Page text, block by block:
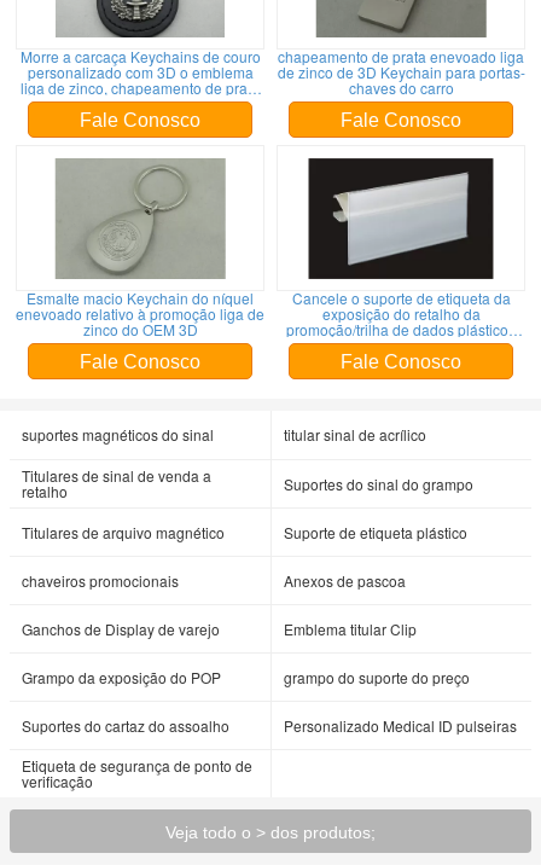
Morre a carcaça Keychains de couro
personalizado com 3D o emblema
liga de zinco, chapeamento de prata
antigo
Fale Conosco
chapeamento de prata enevoado liga
de zinco de 3D Keychain para portas-
chaves do carro
Fale Conosco
Esmalte macio Keychain do níquel
enevoado relativo à promoção liga de
zinco do OEM 3D
Fale Conosco
Cancele o suporte de etiqueta da
exposição do retalho da
promoção/trilha de dados plásticos
expulsos 31213
Fale Conosco
suportes magnéticos do sinal
titular sinal de acrílico
Titulares de sinal de venda a
retalho Suportes do sinal do grampo
Titulares de arquivo magnético Suporte de etiqueta plástico
chaveiros promocionais Anexos de pascoa
Ganchos de Display de varejo Emblema titular Clip
Grampo da exposição do POP grampo do suporte do preço
Suportes do cartaz do assoalho
Personalizado Medical ID pulseiras
Etiqueta de segurança de ponto de
verificação
Veja todo o > dos produtos;